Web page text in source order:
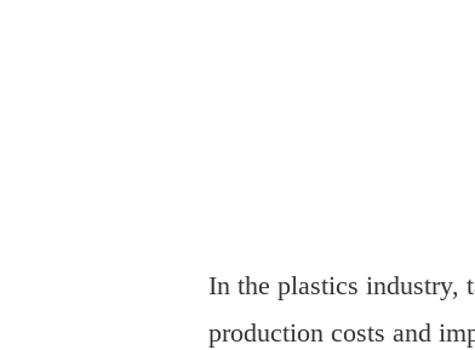
In the plastics industry,
production costs and